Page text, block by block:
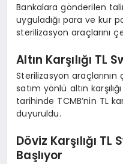
Bankalara gönderilen
uyguladığı para ve kur
sterilizasyon araçlarını
Altın Karşılığı TL
Sterilizasyon
satım yönlü altın
tarihinde TCMB’nin TL
duyuruldu.
Döviz Karşılığı
Başlıyor